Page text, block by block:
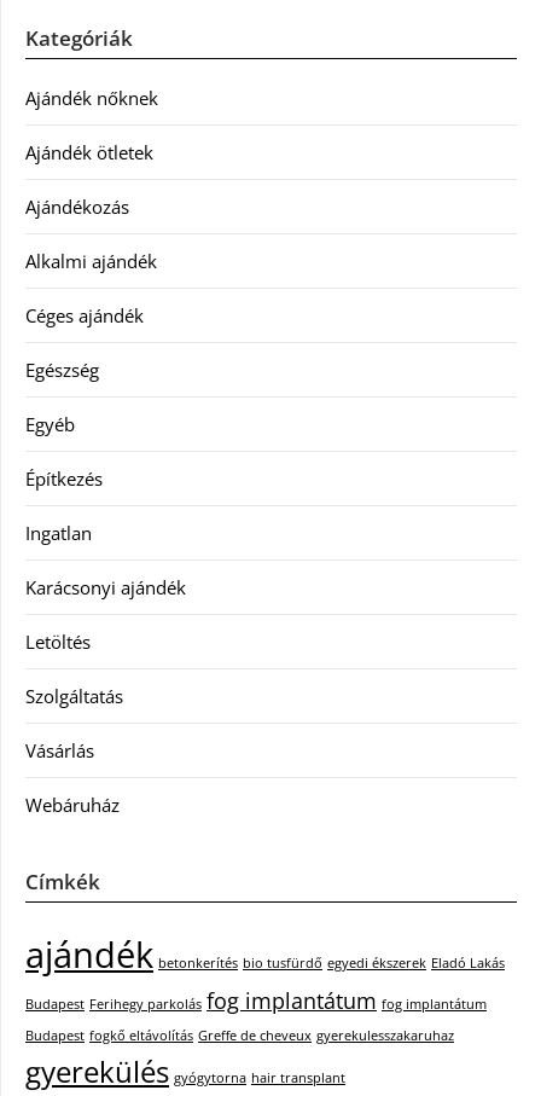
Kategóriák
Ajándék nőknek
Ajándék ötletek
Ajándékozás
Alkalmi ajándék
Céges ajándék
Egészség
Egyéb
Építkezés
Ingatlan
Karácsonyi ajándék
Letöltés
Szolgáltatás
Vásárlás
Webáruház
Címkék
ajándék betonkerítés bio tusfürdő egyedi ékszerek Eladó Lakás
Budapest Ferihegy parkolás fog implantátum fog implantátum
Budapest fogkő eltávolítás Greffe de cheveux gyerekulesszakaruhaz
gyerekülés gyógytorna hair transplant